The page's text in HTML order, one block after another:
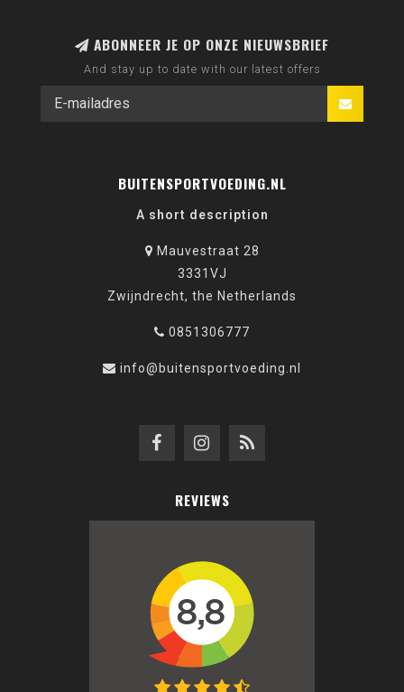
ABONNEER JE OP ONZE NIEUWSBRIEF
And stay up to date with our latest offers
BUITENSPORTVOEDING.NL
A short description
Mauvestraat 28
3331VJ
Zwijndrecht, the Netherlands
0851306777
info@buitensportvoeding.nl
REVIEWS